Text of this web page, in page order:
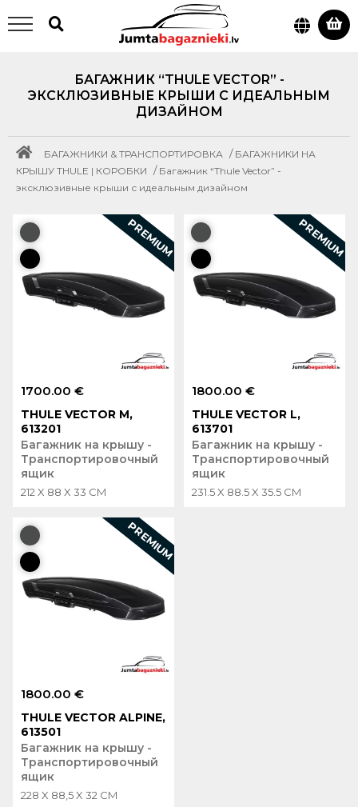
БАГАЖНИК “THULE VECTOR” -
ЭКСКЛЮЗИВНЫЕ КРЫШИ С ИДЕАЛЬНЫМ
ДИЗАЙНОМ
БАГАЖНИКИ & ТРАНСПОРТИРОВКА / БАГАЖНИКИ НА
КРЫШУ THULE | КОРОБКИ / Багажник “Thule Vector” -
эксклюзивные крыши с идеальным дизайном
1700.00 €
THULE VECTOR M,
613201
Багажник на крышу -
Транспортировочный
ящик
212 X 88 X 33 CM
PREMIUM
1800.00 €
THULE VECTOR L,
613701
Багажник на крышу -
Транспортировочный
ящик
231.5 X 88.5 X 35.5 CM
PREMIUM
1800.00 €
THULE VECTOR ALPINE,
613501
Багажник на крышу -
Транспортировочный
ящик
228 X 88,5 X 32 CM
PREMIUM